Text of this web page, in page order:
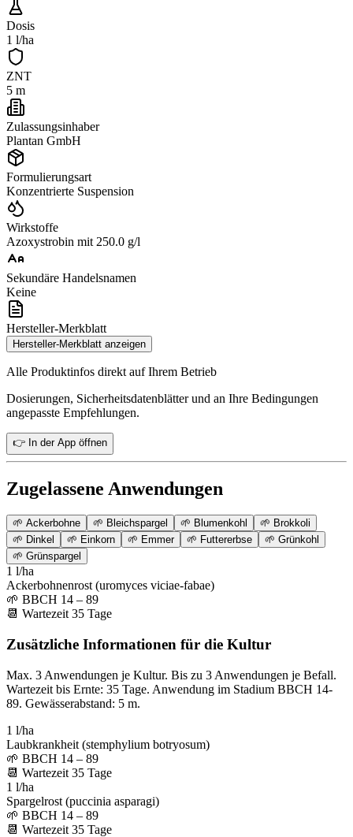
Dosis
1 l/ha
ZNT
5 m
Zulassungsinhaber
Plantan GmbH
Formulierungsart
Konzentrierte Suspension
Wirkstoffe
Azoxystrobin mit 250.0 g/l
Sekundäre Handelsnamen
Keine
Hersteller-Merkblatt
Hersteller-Merkblatt anzeigen
Alle Produktinfos direkt auf Ihrem Betrieb
Dosierungen, Sicherheitsdatenblätter und an Ihre Bedingungen
angepasste Empfehlungen.
👉 In der App öffnen
Zugelassene Anwendungen
🌱 Ackerbohne 🌱 Bleichspargel 🌱 Blumenkohl 🌱 Brokkoli
🌱 Dinkel 🌱 Einkorn 🌱 Emmer 🌱 Futtererbse 🌱 Grünkohl
🌱 Grünspargel
1 l/ha
Ackerbohnenrost (uromyces viciae-fabae)
🌱 BBCH 14 – 89
📆 Wartezeit 35 Tage
Zusätzliche Informationen für die Kultur
Max. 3 Anwendungen je Kultur. Bis zu 3 Anwendungen je Befall.
Wartezeit bis Ernte: 35 Tage. Anwendung im Stadium BBCH 14-
89. Gewässerabstand: 5 m.
1 l/ha
Laubkrankheit (stemphylium botryosum)
🌱 BBCH 14 – 89
📆 Wartezeit 35 Tage
1 l/ha
Spargelrost (puccinia asparagi)
🌱 BBCH 14 – 89
📆 Wartezeit 35 Tage